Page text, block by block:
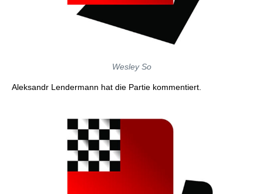
Wesley So
Aleksandr Lendermann hat die Partie kommentiert.